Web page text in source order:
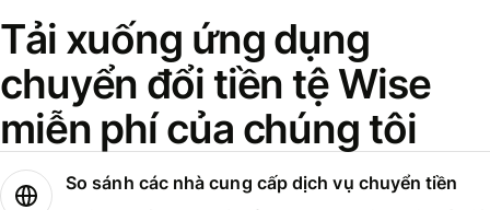
Tải xuống ứng dụng
chuyển đổi tiền tệ Wise
miễn phí của chúng tôi
So sánh các nhà cung cấp dịch vụ chuyển tiền